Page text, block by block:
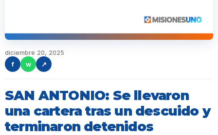
diciembre 20, 2025
f
w ↗
SAN ANTONIO: Se llevaron
una cartera tras un descuido y
terminaron detenidos